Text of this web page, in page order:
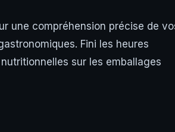
une compréhension précise de
Fini les heures
sur les emballages